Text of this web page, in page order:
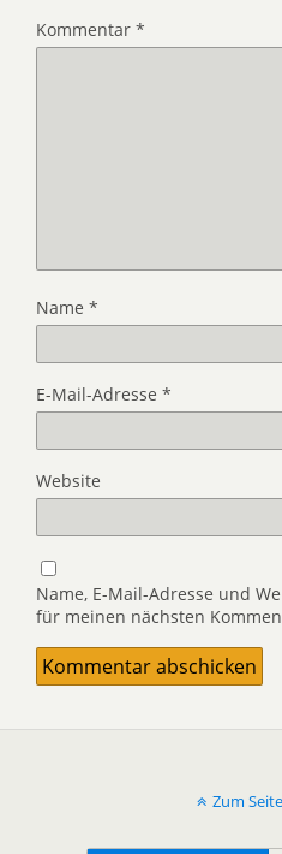
Kommentar *
Name *
E-Mail-Adresse *
Website
Name, E-Mail-Adresse und
für meinen nächsten
Zum